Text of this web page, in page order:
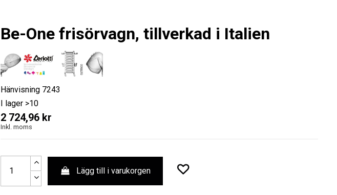
Be-One frisörvagn, tillverkad i Italien
Hänvisning 7243
I lager >10
2 724,96 kr
Inkl. moms
Lägg till i varukorgen